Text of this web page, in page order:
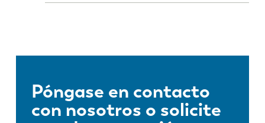
Póngase en contacto
con nosotros o solicite